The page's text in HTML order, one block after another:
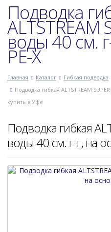
Подводка
ALTSTREAM
воды 40 см.
PE-X
Главная Каталог Гибкая подводка
Подводка гибкая ALTSTREAM
купить в Уфе
Подводка гибкая
воды 40 см. г-г, на